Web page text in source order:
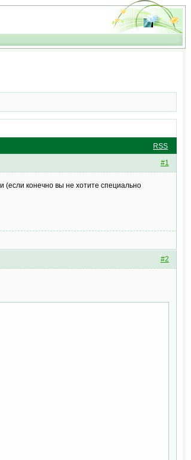
RSS
#1
(если конечно вы не хотите специально
#2